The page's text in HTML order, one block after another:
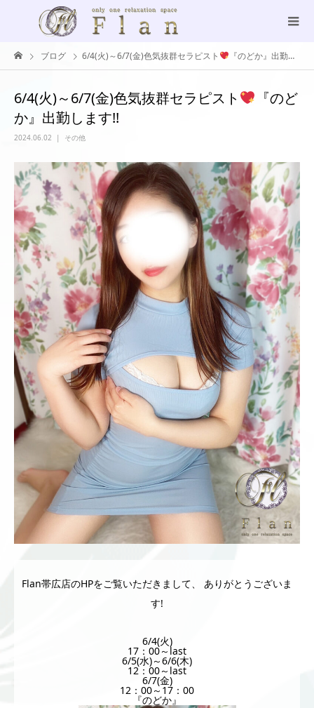
ブログ 6/4(火)～6/7(金)色気抜群セラピスト 『のどか』出勤します!!
6/4(火)～6/7(金)色気抜群セラピスト
『のど
か』出勤します!!
2024.06.02 その他
Flan帯広店のHPをご覧いただきまして、 ありがとうございま
す!
6/4(火)
17：00～last
6/5(水)～6/6(木)
12：00～last
6/7(金)
12：00～17：00
『のどか』